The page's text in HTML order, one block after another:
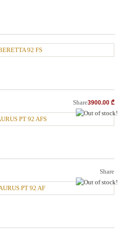
3900.00 ₾
Share
Share